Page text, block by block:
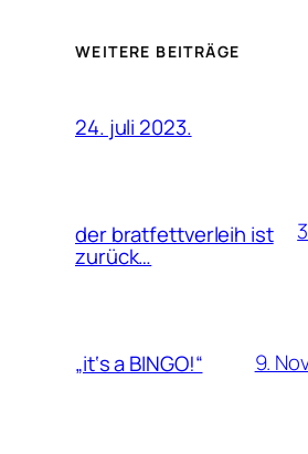
WEITERE BEITRÄGE
24. juli 2023.
der bratfettverleih ist
zurück…
„it‘s a BINGO!“ 9.